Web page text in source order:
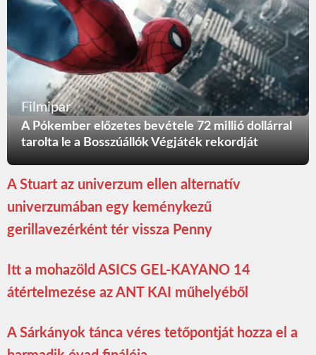
Filmipar
A Pókember előzetes bevétele 72 millió dollárral
tarolta le a Bosszúállók Végjáték rekordját
A Stuart az univerzum ellen alternatív
univerzumában egy keménykezű
gerillavezérként tér vissza Penny
Itt a mohazöld ASICS GEL-KAYANO 14
átértelmezése az ANT KAI műhelyéből
A Sárkányok tánca véres tetőpontját hozza el a